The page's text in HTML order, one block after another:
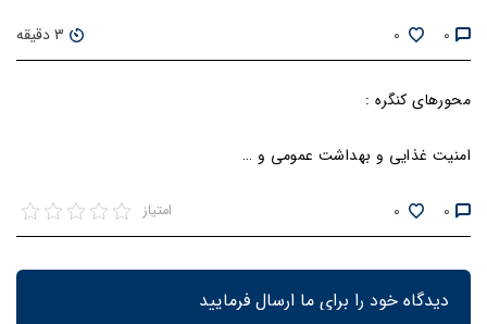
0
0 3 دقیقه
محورهای کنگره :
امنیت غذایی و بهداشت عمومی و …
0
0 امتیاز
دیدگاه خود را برای ما ارسال فرمایید